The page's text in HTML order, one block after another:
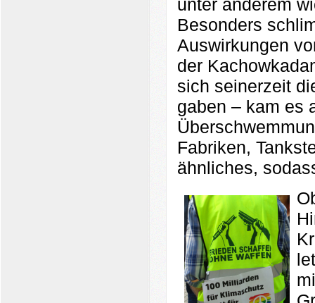
unter anderem
Besonders
Auswirkungen
der
sich seinerzeit
gaben – kam es
Fabriken,
ähnliches,